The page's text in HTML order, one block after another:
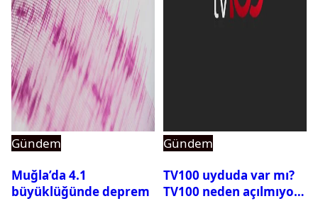
Gündem
Muğla’da 4.1
büyüklüğünde deprem
Gündem
TV100 uyduda var mı?
TV100 neden açılmıyor?